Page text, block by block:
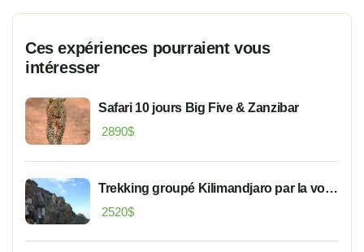
Ces expériences pourraient vous
intéresser
Safari 10 jours Big Five & Zanzibar
2890$
Trekking groupé Kilimandjaro par la voie
Machame
2520$